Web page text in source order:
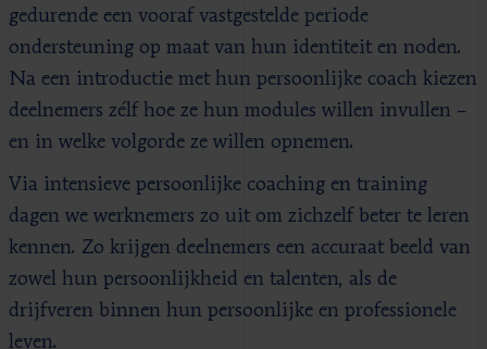
gedurende een vooraf vastgestelde periode
ondersteuning op maat van hun identiteit en noden.
Na een introductie met hun persoonlijke coach kiezen
deelnemers zélf hoe ze hun modules willen invullen –
en in welke volgorde ze willen opnemen.
Via intensieve persoonlijke coaching en training
dagen we werknemers zo uit om zichzelf beter te leren
kennen. Zo krijgen deelnemers een accuraat beeld van
zowel hun persoonlijkheid en talenten, als de
drijfveren binnen hun persoonlijke en professionele
leven.